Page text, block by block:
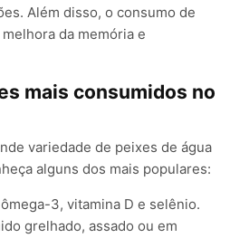
Além disso, o consumo de
da memória e
mais consumidos no
variedade de peixes de água
alguns dos mais populares:
3, vitamina D e selênio.
grelhado, assado ou em